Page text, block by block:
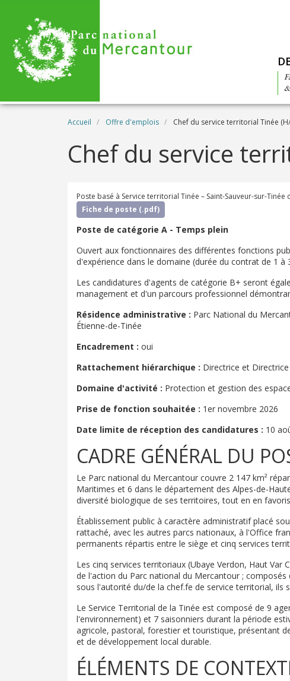
Fil d'Ariane
Accueil Offre d'emplois Chef du service territorial Tinée
Chef du service
Poste basé à Service territorial Tinée – Saint-Sauveur-sur-Tinée
Fiche de poste (.pdf)
Poste de catégorie A - Temps plein
Ouvert aux fonctionnaires des différentes fonctions
d'expérience dans le domaine (durée du contrat de 1 à
Les candidatures d'agents de catégorie B+ seront
management et d'un parcours professionnel
Résidence administrative : Parc National du
Étienne-de-Tinée
Encadrement : oui
Rattachement hiérarchique : Directrice et
Domaine d'activité : Protection et gestion des
Prise de fonction souhaitée : 1er novembre 2026
Date limite de réception des candidatures : 10
CADRE GÉNÉRAL DU
Le Parc national du Mercantour couvre 2 147 km²
Maritimes et 6 dans le département des Alpes-de-
diversité biologique de ses territoires, tout en en
Établissement public à caractère administratif placé
rattaché, avec les autres parcs nationaux, à l'Office
permanents répartis entre le siège et cinq services
Les cinq services territoriaux (Ubaye Verdon, Haut
de l'action du Parc national du Mercantour ;
sous l'autorité du/de la chef.fe de service territorial, ils
Le Service Territorial de la Tinée est composé de 9
l'environnement) et 7 saisonniers durant la période
agricole, pastoral, forestier et touristique, présentant
et de développement local durable.
ÉLÉMENTS DE